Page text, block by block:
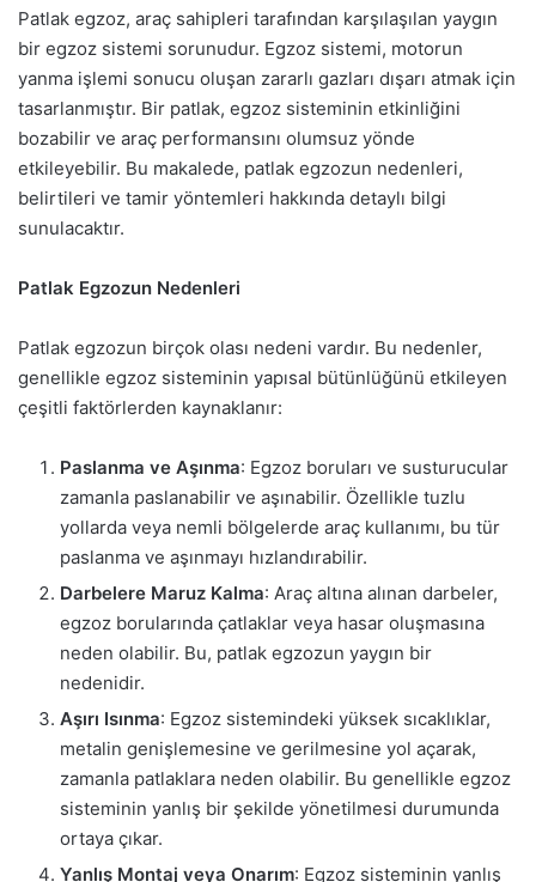
Patlak egzoz, araç sahipleri tarafından karşılaşılan yaygın
bir egzoz sistemi sorunudur. Egzoz sistemi, motorun
yanma işlemi sonucu oluşan zararlı gazları dışarı atmak için
tasarlanmıştır. Bir patlak, egzoz sisteminin etkinliğini
bozabilir ve araç performansını olumsuz yönde
etkileyebilir. Bu makalede, patlak egzozun nedenleri,
belirtileri ve tamir yöntemleri hakkında detaylı bilgi
sunulacaktır.
Patlak Egzozun Nedenleri
Patlak egzozun birçok olası nedeni vardır. Bu nedenler,
genellikle egzoz sisteminin yapısal bütünlüğünü etkileyen
çeşitli faktörlerden kaynaklanır:
Paslanma ve Aşınma: Egzoz boruları ve susturucular
zamanla paslanabilir ve aşınabilir. Özellikle tuzlu
yollarda veya nemli bölgelerde araç kullanımı, bu tür
paslanma ve aşınmayı hızlandırabilir.
Darbelere Maruz Kalma: Araç altına alınan darbeler,
egzoz borularında çatlaklar veya hasar oluşmasına
neden olabilir. Bu, patlak egzozun yaygın bir
nedenidir.
Aşırı Isınma: Egzoz sistemindeki yüksek sıcaklıklar,
metalin genişlemesine ve gerilmesine yol açarak,
zamanla patlaklara neden olabilir. Bu genellikle egzoz
sisteminin yanlış bir şekilde yönetilmesi durumunda
ortaya çıkar.
Yanlış Montaj veya Onarım: Egzoz sisteminin yanlış